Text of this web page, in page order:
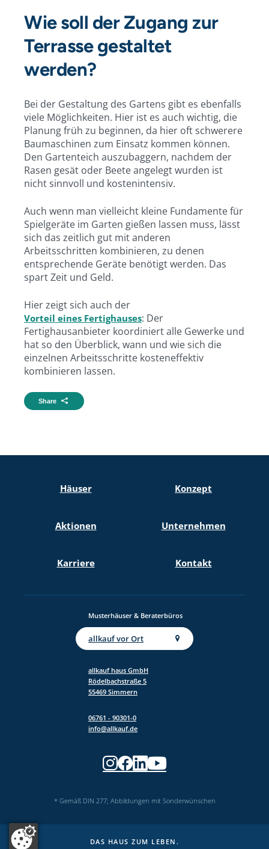
Wie soll der Zugang zur
Terrasse gestaltet
werden?
Bei der Gestaltung des Gartens gibt es ebenfalls
viele Möglichkeiten. Hier ist es auch wichtig, die
Planung früh zu beginnen, da hier oft schwerere
Baumaschinen zum Einsatz kommen können.
Den Gartenteich auszubaggern, nachdem der
Rasen gesät oder Beete angelegt wurden ist
nicht sinnvoll und kostenintensiv.
Auch wenn man vielleicht kleine Fundamente für
Spielgeräte im Garten gießen lassen muss, lässt
sich das zeitlich gut mit anderen
Arbeitsschritten kombinieren, zu denen
entsprechende Geräte benötigt werden. Das
spart Zeit und Geld.
Hier zeigt sich auch der
Vorteil eines Fertighauses: Der
Fertighausanbieter koordiniert alle Gewerke und
hat so den Überblick, wann und wie sich die
einzelnen Arbeitsschritte kosteneffektiv
kombinieren lassen.
Share
Häuser Konzept
Aktionen Unternehmen
Karriere Kontakt
Musterhäuser & Beraterbüros
allkauf vor Ort
allkauf haus GmbH
Rödelbachstraße 5
55469 Simmern
06761 - 90301-0
info@allkauf.de
* Gemäß DIN 277; Abbildungen mit Sonderwünschen
DAS HAUS ZUM LEBEN.